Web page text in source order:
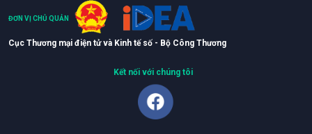
ĐƠN VỊ CHỦ QUẢN
Cục Thương mại điện tử và Kinh tế số - Bộ Công Thương
Kết nối với chúng tôi